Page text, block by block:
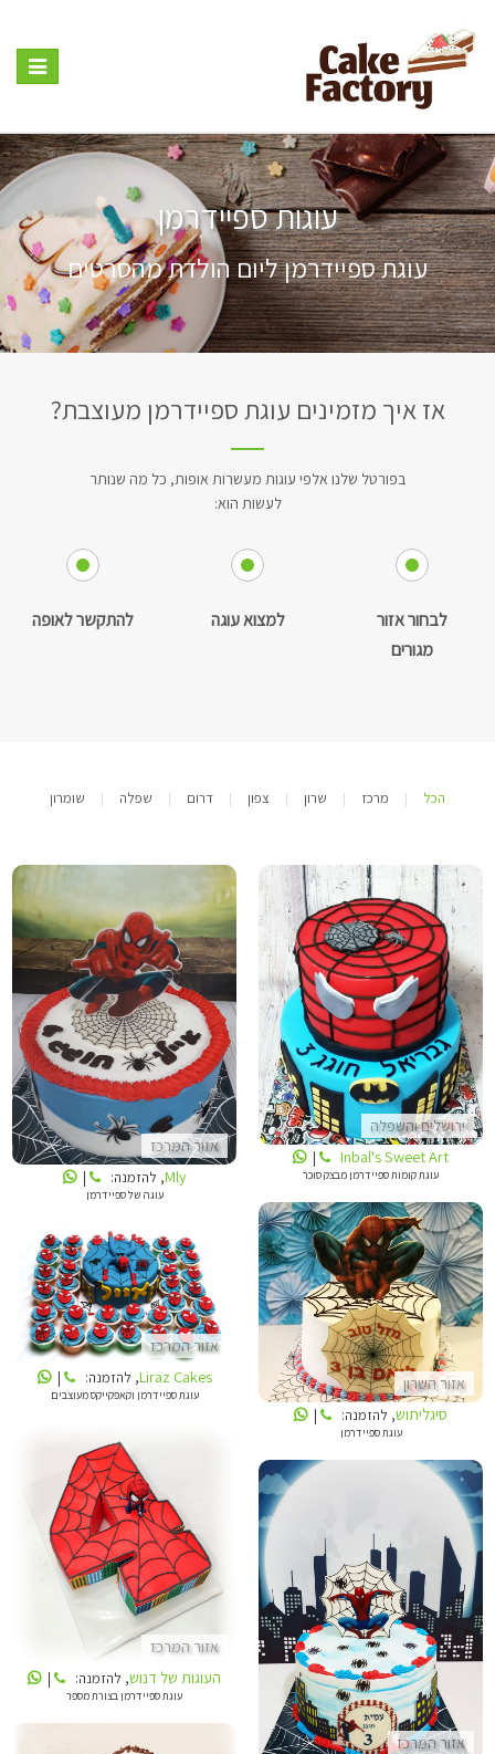
Toggle
עוגות ספיידרמן
עוגת ספיידרמן ליום הולדת מהסרטים
אז איך מזמינים עוגת ספיידרמן מעוצבת?
בפורטל שלנו אלפי עוגות מעשרות אופות, כל מה שנותר
לעשות הוא:
לבחור אזור
מגורים
למצוא עוגה להתקשר לאופה
הכל | מרכז | שרון | צפון | דרום | שפלה | שומרון
אזור המרכז
MLY
Mly, להזמנה: |
עוגה של ספיידרמן
ירושלים והשפלה
INBALS CAKE ART
Inbal's Sweet Art
|
עוגת קומות ספיידרמן מבצק סוכר
אזור השרון
סיגליתוש
סיגליתוש, להזמנה: |
עוגת ספיידרמן
אזור המרכז
LIRAZ CAKES
Liraz Cakes, להזמנה: |
עוגת ספיידרמן וקאפקייקס מעוצבים
אזור המרכז
העוגות של דנוש
העוגות של דנוש, להזמנה: |
עוגת ספיידרמן בצורת מספר
אזור המרכז
אפייה מאהבה